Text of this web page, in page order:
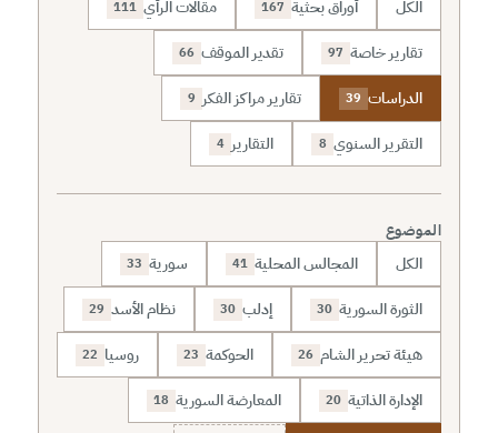
الكل أوراق بحثية 167 مقالات الرأي 111
تقارير خاصة 97 تقدير الموقف 66
الدراسات 39 تقارير مراكز الفكر 9
التقرير السنوي 8 التقارير 4
الموضوع
الكل المجالس المحلية 41 سورية 33
الثورة السورية 30 إدلب 30 نظام الأسد 29
هيئة تحرير الشام 26 الحوكمة 23 روسيا 22
الإدارة الذاتية 20 المعارضة السورية 18